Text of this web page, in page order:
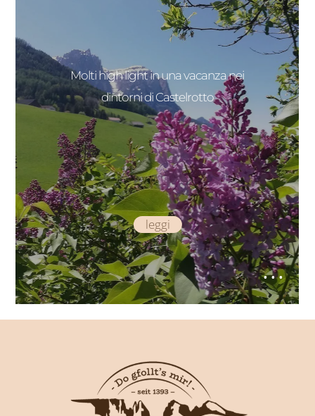
Molti high light in una vacanza nei
dintorni di Castelrotto
leggi